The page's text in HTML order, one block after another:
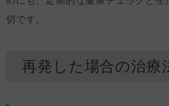
切です。
再発した場合の治療